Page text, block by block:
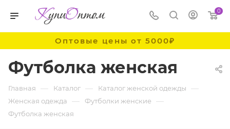
0
Оптовые цены от 5000₽
Футболка женская
Главная — Каталог — Каталог женской одежды —
Женская одежда — Футболки женские —
Футболка женская